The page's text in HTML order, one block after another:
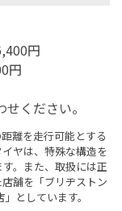
円
円
ください。
離を走行可能とする
ヤは、特殊な構造を
。また、取扱には正
舗を「ブリヂストン
としています。